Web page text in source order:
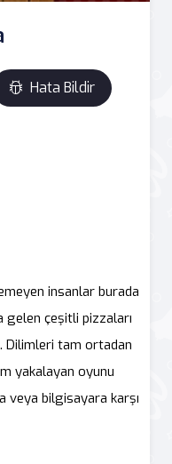
Hata Bildir
insanlar burada
gelen çeşitli pizzaları
Dilimleri tam ortadan
yakalayan oyunu
veya bilgisayara karşı